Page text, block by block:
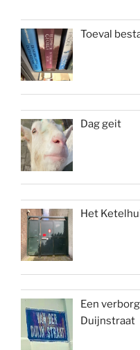
Toeval
Dag geit
Het
Een
Duijnstraat